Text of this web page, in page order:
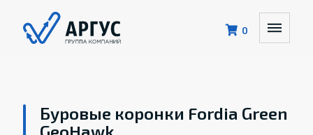
0
Буровые коронки Fordia Green